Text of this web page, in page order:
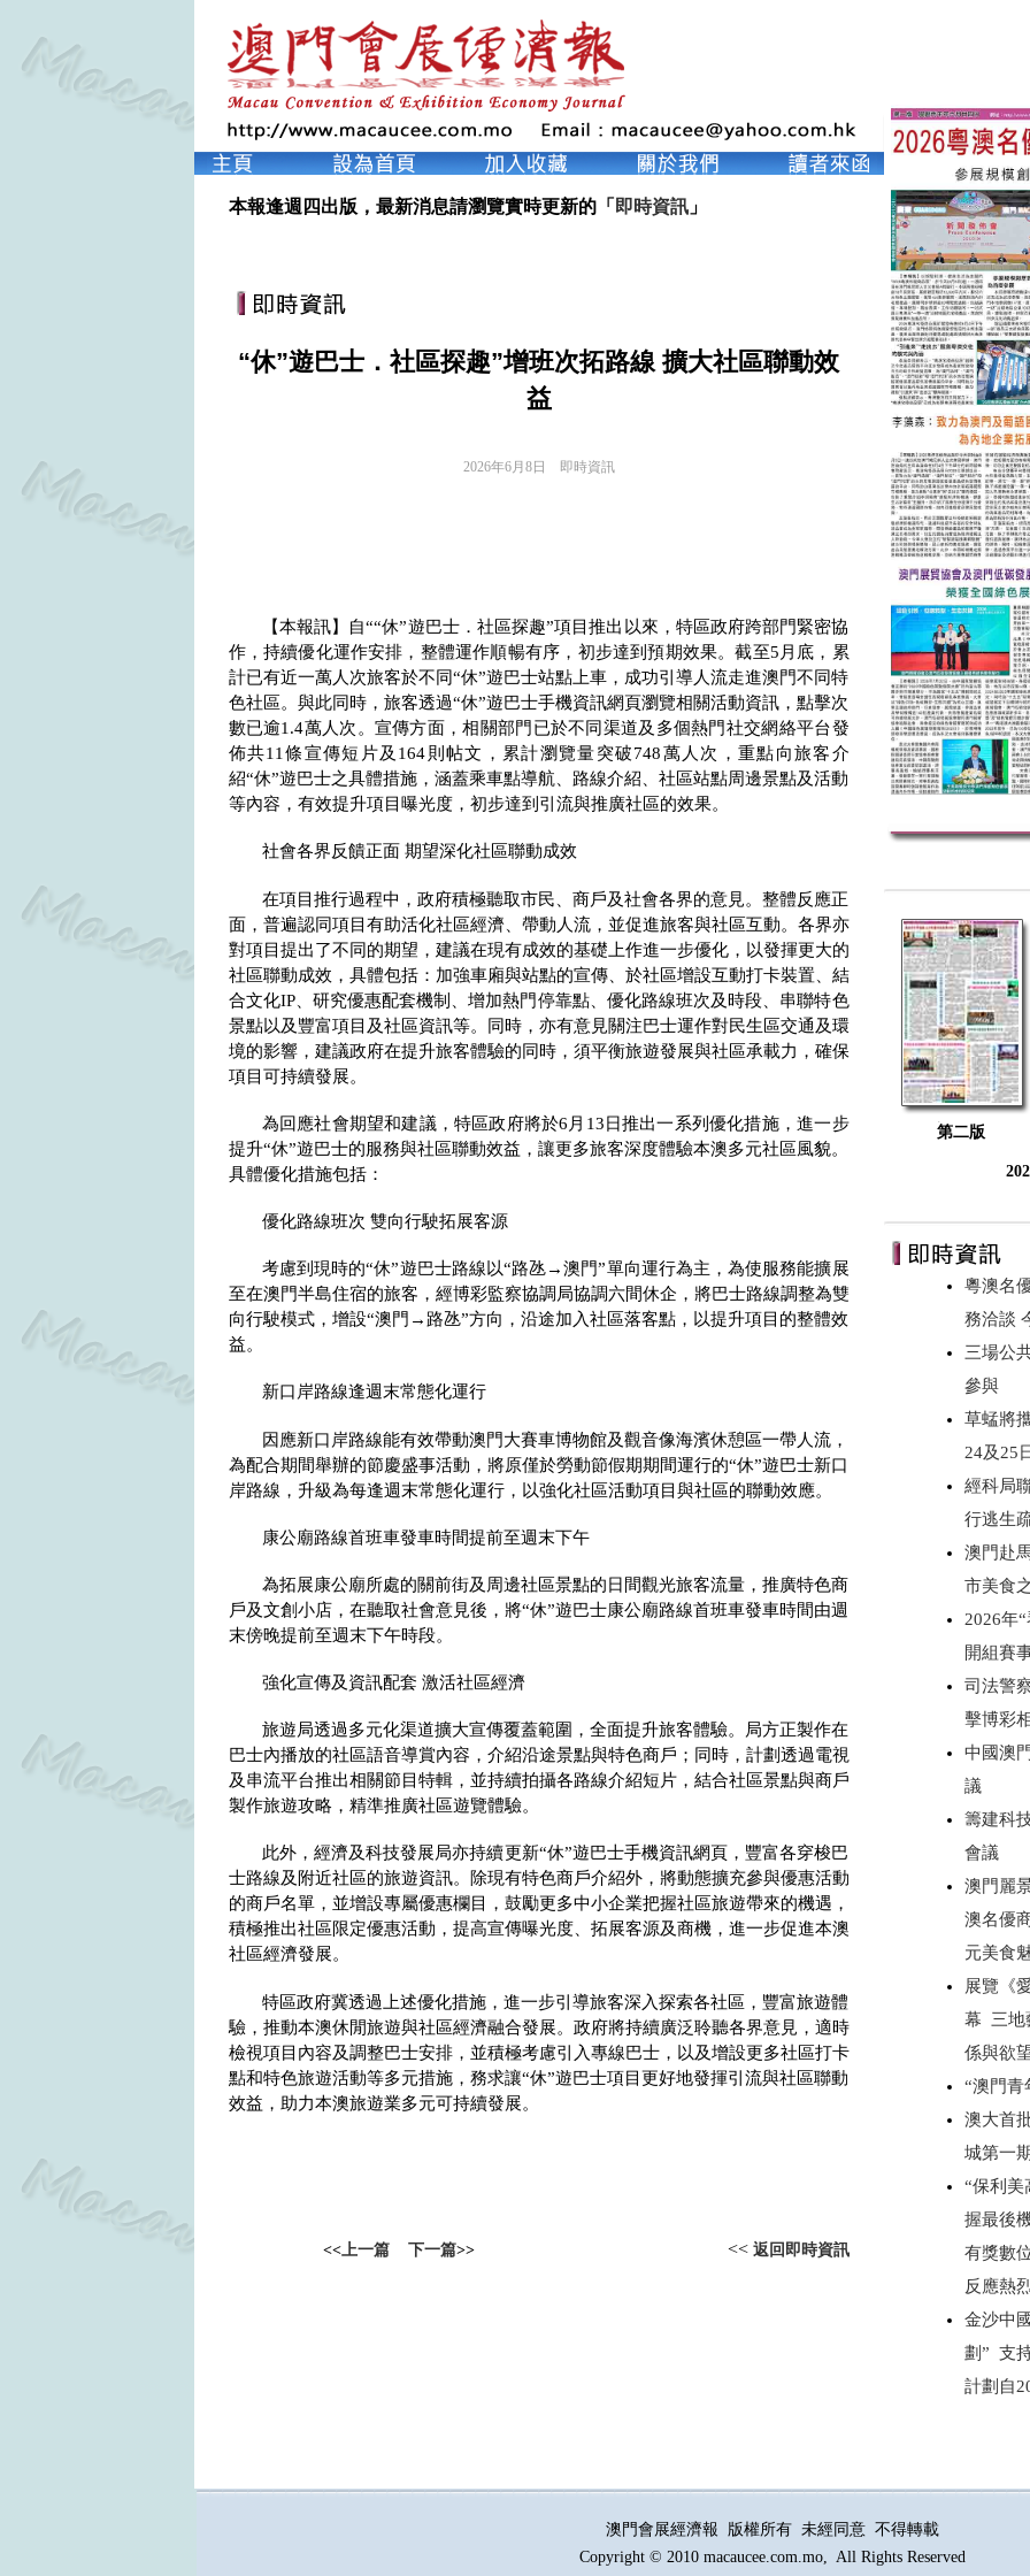
本報逢週四出版，最新消息請瀏覽實時更新的「 即時資訊」
“休”遊巴士．社區探趣”增班次拓路線 擴大社區聯動效
益
2026年6月8日 即時資訊
【本報訊】自““休”遊巴士．社區探趣”項目推出以來，特區政府跨部門緊密協
作，持續優化運作安排，整體運作順暢有序，初步達到預期效果。截至5 月底，累
計已有近一萬人次旅客於不同“休”遊巴士站點上車，成功引導人流走進澳門不同特
色社區。與此同時，旅客透過“休”遊巴士手機資訊網頁瀏覽相關活動資訊，點擊次
數已逾1.4萬人次。宣傳方面，相關部門已於不同渠道及多個熱門社交網絡平台發
佈共11 條宣傳短片及 164則帖文，累計瀏覽量突破748萬人次，重點向旅客介
紹“休”遊巴士之具體措施，涵蓋乘車點導航、路線介紹、社區站點周邊景點及活動
等內容，有效提升項目曝光度，初步達到引流與推廣社區的效果。
社會各界反饋正面 期望深化社區聯動成效
在項目推行過程中，政府積極聽取市民、商戶及社會各界的意見。整體反應正
面，普遍認同項目有助活化社區經濟、帶動人流，並促進旅客與社區互動。各界亦
對項目提出了不同的期望，建議在現有成效的基礎上作進一步優化，以發揮更大的
社區聯動成效，具體包括：加強車廂與站點的宣傳、於社區增設互動打卡裝置、結
合文化IP、研究優惠配套機制、增加熱門停靠點、優化路線班次及時段、串聯特色
景點以及豐富項目及社區資訊等。同時，亦有意見關注巴士運作對民生區交通及環
境的影響，建議政府在提升旅客體驗的同時，須平衡旅遊發展與社區承載力，確保
項目可持續發展。
為回應社會期望和建議，特區政府將於6 月 13 日推出一系列優化措施，進一步
提升“休”遊巴士的服務與社區聯動效益，讓更多旅客深度體驗本澳多元社區風貌。
具體優化措施包括：
優化路線班次 雙向行駛拓展客源
考慮到現時的“休”遊巴士路線以“路氹→澳門”單向運行為主，為使服務能擴展
至在澳門半島住宿的旅客，經博彩監察協調局協調六間休企，將巴士路線調整為雙
向行駛模式，增設“澳門→路氹”方向，沿途加入社區落客點，以提升項目的整體效
益。
新口岸路線逢週末常態化運行
因應新口岸路線能有效帶動澳門大賽車博物館及觀音像海濱休憩區一帶人流，
為配合期間舉辦的節慶盛事活動，將原僅於勞動節假期期間運行的“休”遊巴士新口
岸路線，升級為每逢週末常態化運行，以強化社區活動項目與社區的聯動效應。
康公廟路線首班車發車時間提前至週末下午
為拓展康公廟所處的關前街及周邊社區景點的日間觀光旅客流量，推廣特色商
戶及文創小店，在聽取社會意見後，將“休”遊巴士康公廟路線首班車發車時間由週
末傍晚提前至週末下午時段。
強化宣傳及資訊配套 激活社區經濟
旅遊局透過多元化渠道擴大宣傳覆蓋範圍，全面提升旅客體驗。局方正製作在
巴士內播放的社區語音導賞內容，介紹沿途景點與特色商戶；同時，計劃透過電視
及串流平台推出相關節目特輯，並持續拍攝各路線介紹短片，結合社區景點與商戶
製作旅遊攻略，精準推廣社區遊覽體驗。
此外，經濟及科技發展局亦持續更新“休”遊巴士手機資訊網頁，豐富各穿梭巴
士路線及附近社區的旅遊資訊。除現有特色商戶介紹外，將動態擴充參與優惠活動
的商戶名單，並增設專屬優惠欄目，鼓勵更多中小企業把握社區旅遊帶來的機遇，
積極推出社區限定優惠活動，提高宣傳曝光度、拓展客源及商機，進一步促進本澳
社區經濟發展。
特區政府冀透過上述優化措施，進一步引導旅客深入探索各社區，豐富旅遊體
驗，推動本澳休閒旅遊與社區經濟融合發展。政府將持續廣泛聆聽各界意見，適時
檢視項目內容及調整巴士安排，並積極考慮引入專線巴士，以及增設更多社區打卡
點和特色旅遊活動等多元措施，務求讓“休”遊巴士項目更好地發揮引流與社區聯動
效益，助力本澳旅遊業多元可持續發展。
<<上一篇 下一篇>> << 返回即時資訊
第二版
粵澳名
務洽談
三場公
參與
草蜢將
24及25
經科局
行逃生
澳門赴
市美食
2026年
開組賽
司法警
擊博彩
中國澳
議
籌建科
會議
澳門麗
澳名優
元美食
展覽《
幕 三地
係與欲
“澳門
澳大首
城第一
“保利
握最後
有獎數
反應熱
金沙中
劃” 支
計劃自
澳門會展經濟報 版權所有 未經同意 不得轉載
Copyright © 2010 macaucee.com.mo, All Rights Reserved